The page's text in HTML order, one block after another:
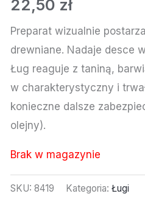
22,50 zł
Preparat wizualnie
drewniane. Nadaje desce
Ług reaguje z taniną,
w charakterystyczny i
konieczne dalsze
olejny).
Brak w magazynie
SKU: 8419 Kategoria: Ługi